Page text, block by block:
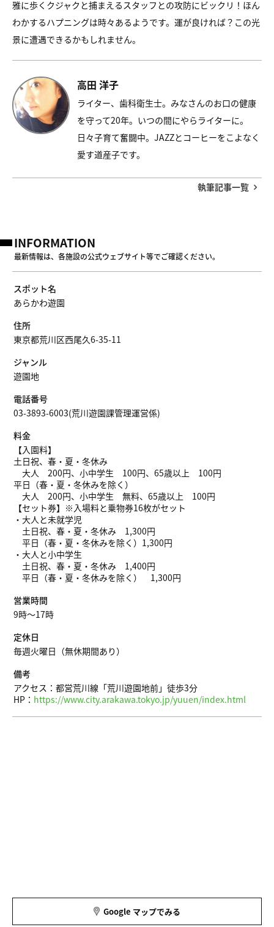
雅に歩くクジャクと捕まえるスタッフとの攻防にビックリ！ほん
わかするハプニングは時々あるようです。運が良ければ？この光
景に遭遇できるかもしれません。
高田 洋子
ライター、歯科衛生士。みなさんのお口の健康
を守って20年。いつの間にやらライターに。
日々子育て奮闘中。JAZZとコーヒーをこよなく
愛す道産子です。
執筆記事一覧
INFORMATION
最新情報は、各施設の公式ウェブサイト等でご確認ください。
スポット名
あらかわ遊園
住所
東京都荒川区西尾久6-35-11
ジャンル
遊園地
電話番号
03-3893-6003(荒川遊園課管理運営係)
料金
【入園料】
土日祝、春・夏・冬休み
大人 200円、小中学生 100円、65歳以上 100円
平日（春・夏・冬休みを除く）
大人 200円、小中学生 無料、65歳以上 100円
【セット券】※入場料と乗物券16枚がセット
・大人と未就学児
土日祝、春・夏・冬休み 1,300円
平日（春・夏・冬休みを除く）1,300円
・大人と小中学生
土日祝、春・夏・冬休み 1,400円
平日（春・夏・冬休みを除く） 1,300円
営業時間
9時～17時
定休日
毎週火曜日（無休期間あり）
備考
アクセス：都営荒川線「荒川遊園地前」徒歩3分
HP： https://www.city.arakawa.tokyo.jp/yuuen/index.html
Google マップでみる